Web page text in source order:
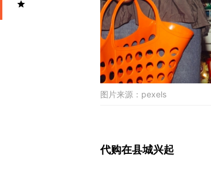
图片来源： pexels
代购在县城兴起